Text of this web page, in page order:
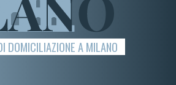
DOMICILIAZIONE A MILANO